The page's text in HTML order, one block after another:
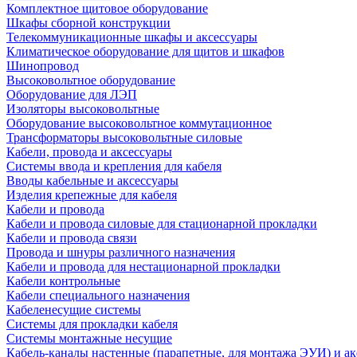
Комплектное щитовое оборудование
Шкафы сборной конструкции
Телекоммуникационные шкафы и аксессуары
Климатическое оборудование для щитов и шкафов
Шинопровод
Высоковольтное оборудование
Оборудование для ЛЭП
Изоляторы высоковольтные
Оборудование высоковольтное коммутационное
Трансформаторы высоковольтные силовые
Кабели, провода и аксессуары
Системы ввода и крепления для кабеля
Вводы кабельные и аксессуары
Изделия крепежные для кабеля
Кабели и провода
Кабели и провода силовые для стационарной прокладки
Кабели и провода связи
Провода и шнуры различного назначения
Кабели и провода для нестационарной прокладки
Кабели контрольные
Кабели специального назначения
Кабеленесущие системы
Системы для прокладки кабеля
Системы монтажные несущие
Кабель-каналы настенные (парапетные, для монтажа ЭУИ) и